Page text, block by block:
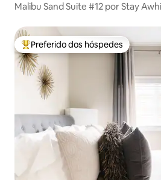
Malibu Sand Suite #12 por Stay
Entre os melhores preferidos dos
Preferido dos hóspedes